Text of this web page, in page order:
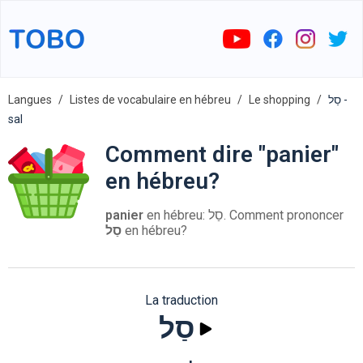
Langues Listes de vocabulaire en hébreu Le shopping
סַל -
sal
Comment dire "panier"
en hébreu?
panier
en hébreu: סַל. Comment prononcer
סַל en hébreu?
La traduction
סַל